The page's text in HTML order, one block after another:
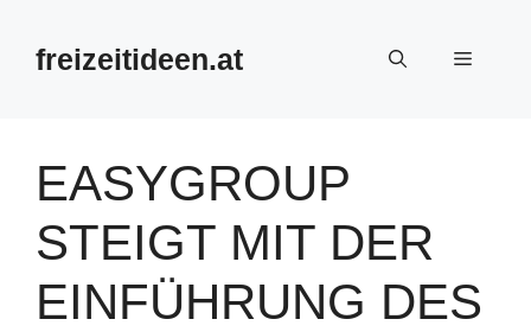
Inhalt
springenfreizeitideen.at Menü
EASYGROUP
STEIGT MIT DER
EINFÜHRUNG DES